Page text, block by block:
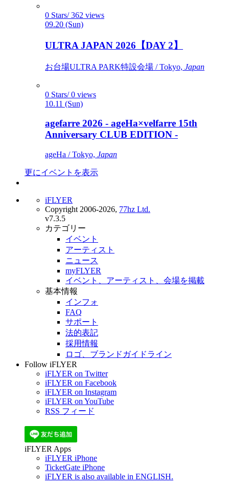
0 Stars/ 362 views
09.20 (Sun)
ULTRA JAPAN 2026【DAY 2】
お台場ULTRA PARK特設会場 / Tokyo, Japan
0 Stars/ 0 views
10.11 (Sun)
agefarre 2026 - ageHa×velfarre 15th
Anniversary CLUB EDITION -
ageHa / Tokyo, Japan
更にイベントを表示
iFLYER
Copyright 2006-2026, 77hz Ltd.
v7.3.5
カテゴリー
イベント
アーティスト
ニュース
myFLYER
イベント、アーティスト、会場を掲載
基本情報
インフォ
FAQ
サポート
法的表記
採用情報
ロゴ、ブランドガイドライン
Follow iFLYER
iFLYER on Twitter
iFLYER on Facebook
iFLYER on Instagram
iFLYER on YouTube
RSS フィード
iFLYER Apps
iFLYER iPhone
TicketGate iPhone
iFLYER is also available in ENGLISH.